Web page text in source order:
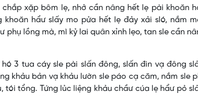
xặp bôm lẹ, nhở cần nâng hết lẹ pài khoăn
hẩư slấy mo pửa hết lẹ đảy xải sló, nắm
phụ lồng mà, mì kỷ lai quân xỉnh lẹo, tan sle cần
3 tua cáy sle pài slấn đông, slấn đin vạ đông
khảu bản vạ khảu lườn sle páo cạ căm, nắm sle
tổng. Tứng lủc liệng khảu chầư cúa lẹ hẩư pỏ